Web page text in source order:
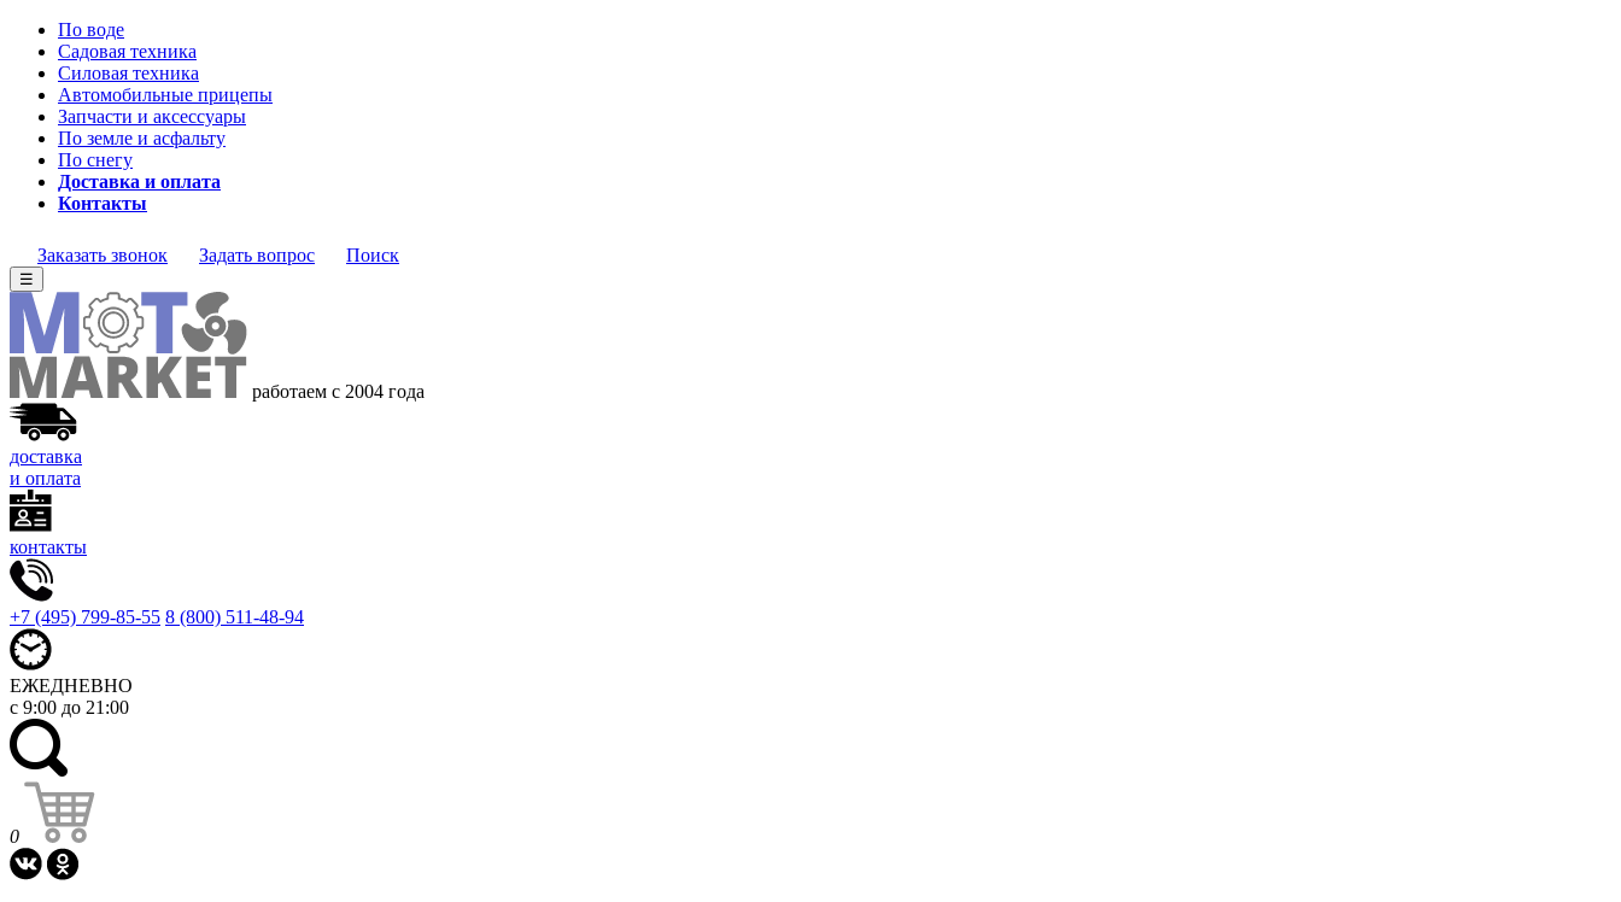
По воде
Садовая техника
Силовая техника
Автомобильные прицепы
Запчасти и аксессуары
По земле и асфальту
По снегу
Доставка и оплата
Контакты
Заказать звонок Задать вопрос Поиск
☰
работаем с 2004 года
доставка
и оплата
контакты
+7 (495) 799-85-55 8 (800) 511-48-94
ЕЖЕДНЕВНО
с 9:00 до 21:00
0